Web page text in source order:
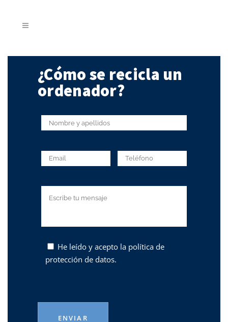
¿Cómo se recicla un
ordenador?
He leído y acepto la política de
protección de datos.